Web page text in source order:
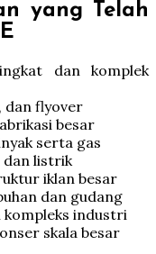
yang Telah
dan komplek
flyover
besar
serta gas
dan listrik
iklan besar
dan gudang
kompleks industri
skala besar